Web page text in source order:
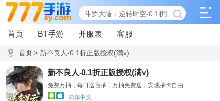
首页 BT手游 开服表 客服
首页> 新不良人-0.1折正版授权(满v)
新不良人-0.1折正版授权(满v)
免费万抽，每日送百抽，万抽免费送，实现抽卡自由
| 简体中文